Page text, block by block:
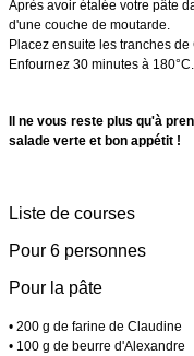
Après avoir étalée votre pâte
d'une couche de moutarde.
Placez ensuite les tranches
Enfournez 30 minutes à 180°C.
Il ne vous reste plus qu'à
salade verte et bon appétit !
Liste de courses
Pour 6 personnes
Pour la pâte
• 200 g de farine de Claudine
• 100 g de beurre d'Alexandre